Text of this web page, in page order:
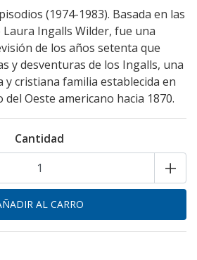
(1974-1983). Basada en las
Ingalls Wilder, fue una
de los años setenta que
y desventuras de los Ingalls, una
y cristiana familia establecida en
Oeste americano hacia 1870.
Cantidad
+